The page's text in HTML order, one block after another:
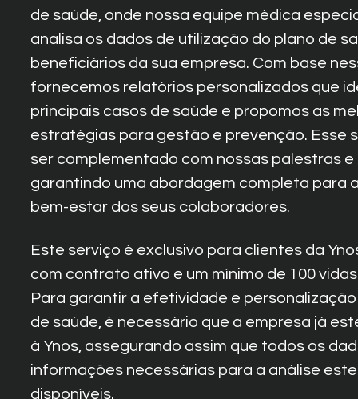
de saúde, onde nossa equipe médica
analisa os dados de utilização do plano de
beneficiários da sua empresa. Com base
fornecemos relatórios personalizados que
principais casos de saúde e propomos as
estratégias para gestão e prevenção. Esse
ser complementado com nossas palestras
garantindo uma abordagem completa para
bem-estar dos seus colaboradores.
Este serviço é exclusivo para clientes da
com contrato ativo e um mínimo de 100
Para garantir a efetividade e
de saúde, é necessário que a empresa já
à Ynos, assegurando assim que todos os
informações necessárias para a análise
disponíveis.